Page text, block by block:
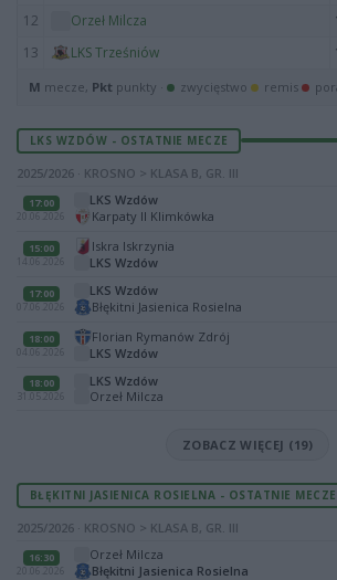
12
Orzeł Milcza
13
LKS Trześniów
M mecze, Pkt punkty · zwycięstwo remis
LKS WZDÓW - OSTATNIE MECZE
2025/2026 · KROSNO > KLASA B, GR. III
17:00
LKS Wzdów
Karpaty II Klimkówka
15:00
14.06.2026
Iskra Iskrzynia
LKS Wzdów
17:00
07.06.2026
LKS Wzdów
Błękitni Jasienica Rosielna
18:00
04.06.2026
Florian Rymanów Zdrój
LKS Wzdów
18:00
LKS Wzdów
Orzeł Milcza
ZOBACZ WIĘCEJ (19)
BŁĘKITNI JASIENICA ROSIELNA - OSTATNIE MECZE
2025/2026 · KROSNO > KLASA B, GR. III
16:30
Orzeł Milcza
Błękitni Jasienica Rosielna